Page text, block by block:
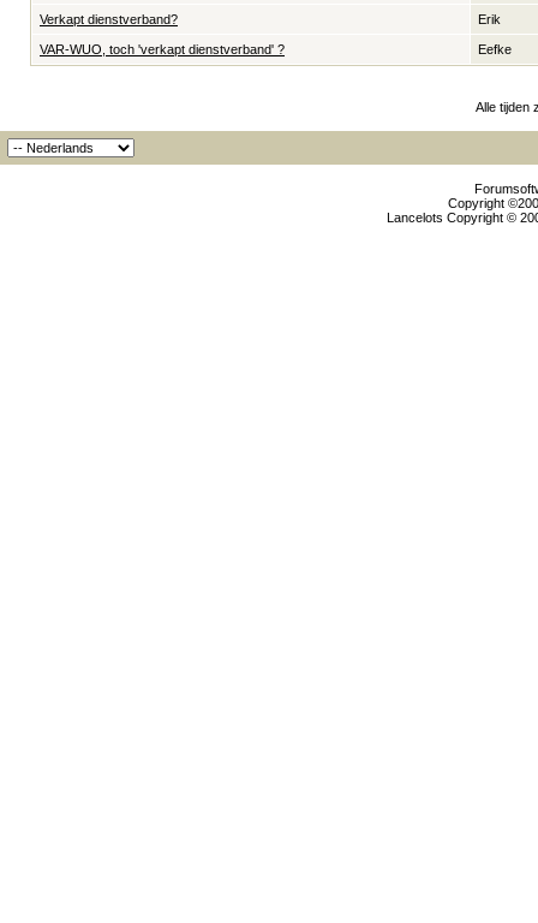
Verkapt dienstverband? Erik
VAR-WUO, toch 'verkapt dienstverband' ? Eefke
Alle tijden
Copyright
Lancelots Copyright ©